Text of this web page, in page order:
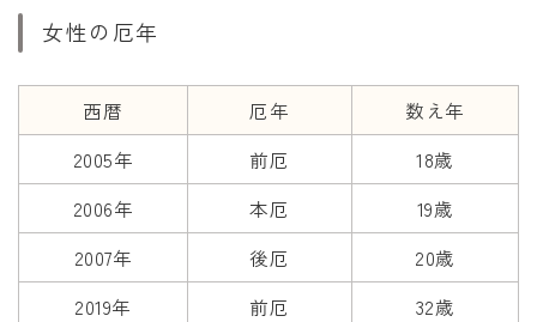
女性の厄年
西暦 厄年
数え年
2005年
前厄
18歳
2006年
本厄
19歳
2007年
後厄
20歳
2019年
前厄
32歳